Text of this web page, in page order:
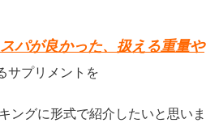
パが良かった、扱える重量や
サプリメントを
ングに形式で紹介したいと思いま